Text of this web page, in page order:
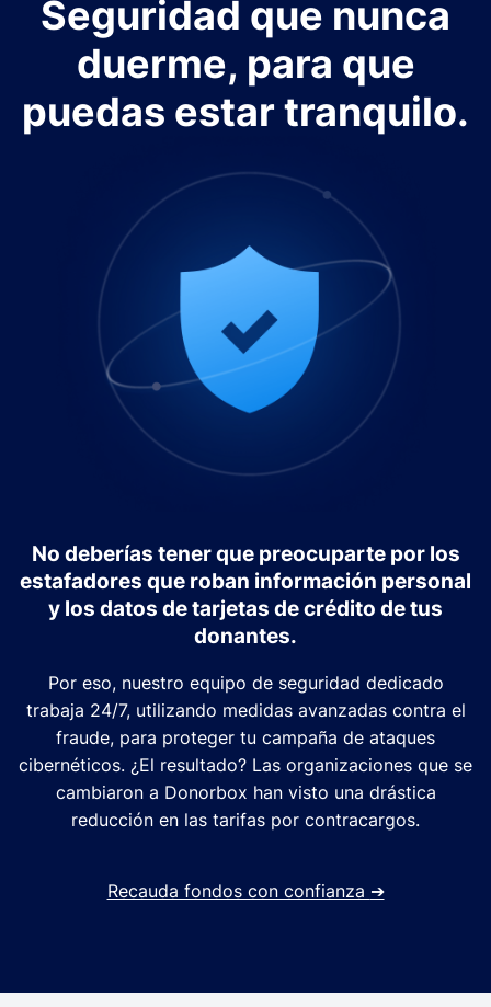
Seguridad que nunca
duerme, para que
puedas estar tranquilo.
No deberías tener que preocuparte por los
estafadores que roban información personal
y los datos de tarjetas de crédito de tus
donantes.
Por eso, nuestro equipo de seguridad dedicado
trabaja 24/7, utilizando medidas avanzadas contra el
fraude, para proteger tu campaña de ataques
cibernéticos. ¿El resultado? Las organizaciones que se
cambiaron a Donorbox han visto una drástica
reducción en las tarifas por contracargos.
Recauda fondos con confianza ➔